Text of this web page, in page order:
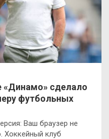
«Динамо» сделало
футбольных
Ваш браузер не
Хоккейный клуб